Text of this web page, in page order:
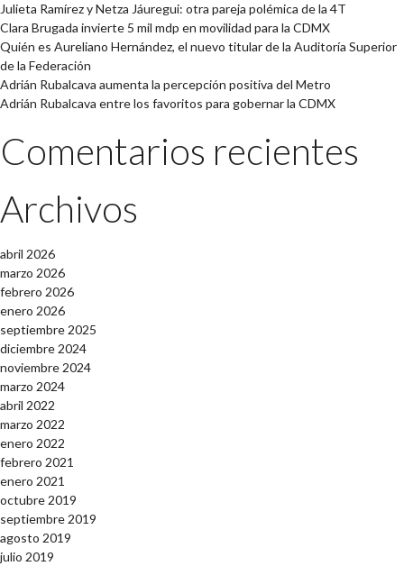
Julieta Ramírez y Netza Jáuregui: otra pareja polémica de la 4T
Clara Brugada invierte 5 mil mdp en movilidad para la CDMX
Quién es Aureliano Hernández, el nuevo titular de la Auditoría Superior
de la Federación
Adrián Rubalcava aumenta la percepción positiva del Metro
Adrián Rubalcava entre los favoritos para gobernar la CDMX
Comentarios recientes
Archivos
abril 2026
marzo 2026
febrero 2026
enero 2026
septiembre 2025
diciembre 2024
noviembre 2024
marzo 2024
abril 2022
marzo 2022
enero 2022
febrero 2021
enero 2021
octubre 2019
septiembre 2019
agosto 2019
julio 2019